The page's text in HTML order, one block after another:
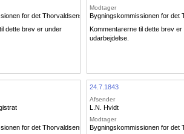
for det Thorvaldsenske Museum
dette brev er under
Modtager
Bygningskommissionen for det
Kommentarerne til dette brev er
udarbejdelse.
for det Thorvaldsenske Museum
24.7.1843
Afsender
L.N. Hvidt
Modtager
Bygningskommissionen for det